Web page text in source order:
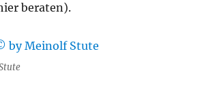
beraten).